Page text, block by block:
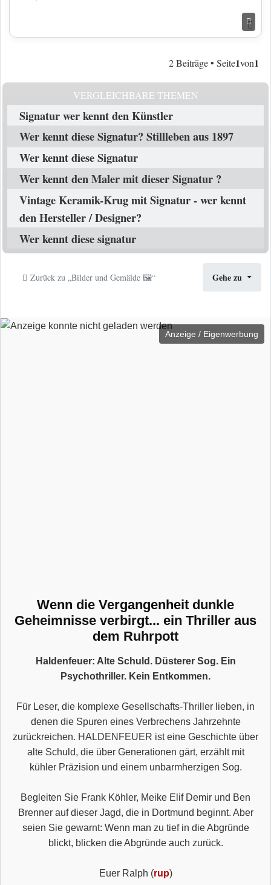
2 Beiträge • Seite1von1
VERGLEICHBARE THEMEN
Signatur wer kennt den Künstler
Wer kennt diese Signatur? Stillleben aus 1897
Wer kennt diese Signatur
Wer kennt den Maler mit dieser Signatur ?
Vintage Keramik-Krug mit Signatur - wer kennt
den Hersteller / Designer?
Wer kennt diese signatur
Zurück zu „Bilder und Gemälde 🖼️“ Gehe zu
Anzeige / Eigenwerbung
Wenn die Vergangenheit dunkle
Geheimnisse verbirgt... ein Thriller aus
dem Ruhrpott
Haldenfeuer: Alte Schuld. Düsterer Sog. Ein
Psychothriller. Kein Entkommen.
Für Leser, die komplexe Gesellschafts-Thriller lieben, in
denen die Spuren eines Verbrechens Jahrzehnte
zurückreichen. HALDENFEUER ist eine Geschichte über
alte Schuld, die über Generationen gärt, erzählt mit
kühler Präzision und einem unbarmherzigen Sog.
Begleiten Sie Frank Köhler, Meike Elif Demir und Ben
Brenner auf dieser Jagd, die in Dortmund beginnt. Aber
seien Sie gewarnt: Wenn man zu tief in die Abgründe
blickt, blicken die Abgründe auch zurück.
Euer Ralph (rup)